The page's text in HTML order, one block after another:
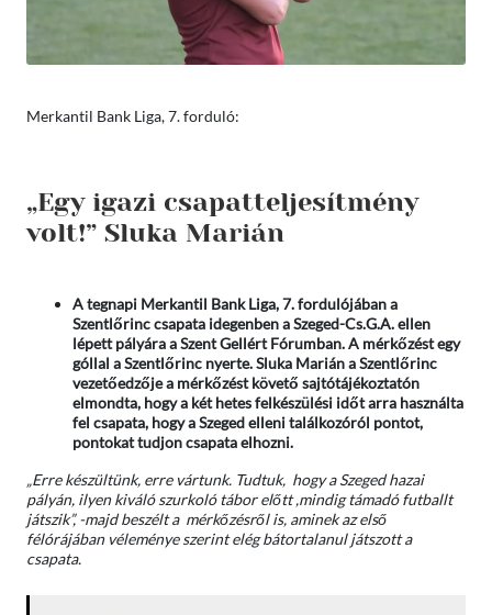
Merkantil Bank Liga, 7. forduló:
„Egy igazi csapatteljesítmény
volt!” Sluka Marián
A tegnapi Merkantil Bank Liga, 7. fordulójában a
Szentlőrinc csapata idegenben a Szeged-Cs.G.A. ellen
lépett pályára a Szent Gellért Fórumban. A mérkőzést egy
góllal a Szentlőrinc nyerte. Sluka Marián a Szentlőrinc
vezetőedzője a mérkőzést követő sajtótájékoztatón
elmondta, hogy a két hetes felkészülési időt arra használta
fel csapata, hogy a Szeged elleni találkozóról pontot,
pontokat tudjon csapata elhozni.
„Erre készültünk, erre vártunk. Tudtuk, hogy a Szeged hazai
pályán, ilyen kiváló szurkoló tábor előtt ,mindig támadó futballt
játszik”, -majd beszélt a mérkőzésről is, aminek az első
félórájában véleménye szerint elég bátortalanul játszott a
csapata.